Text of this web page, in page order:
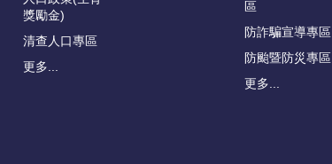
獎勵金)
清查人口專區
更多...
區
防詐騙宣導專區
防颱暨防災專區
更多...